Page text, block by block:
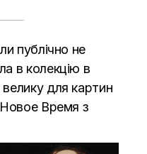
публічно не
в колекцію в
для картин
Новое Время з